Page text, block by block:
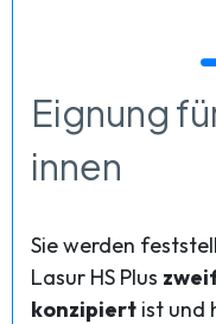
Eignung
innen
Sie werden
Lasur HS Plus
konzipiert ist und